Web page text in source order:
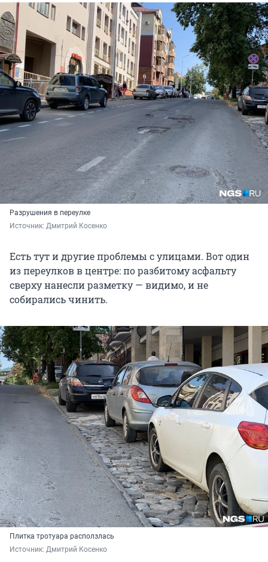
Разрушения в переулке
Источник: Дмитрий Косенко
Есть тут и другие проблемы с улицами. Вот один
из переулков в центре: по разбитому асфальту
сверху нанесли разметку — видимо, и не
собирались чинить.
Плитка тротуара расползлась
Источник: Дмитрий Косенко